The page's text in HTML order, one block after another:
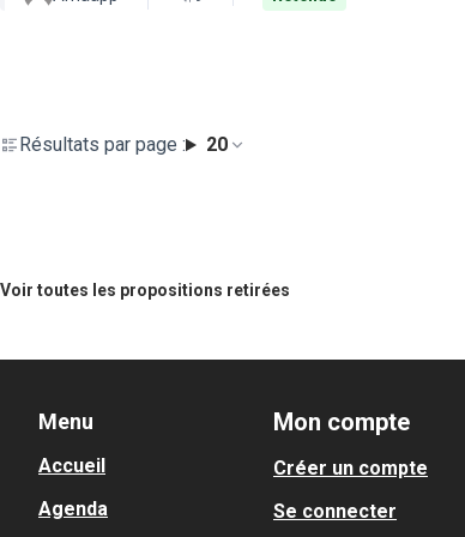
Résultats par page : 20
Voir toutes les propositions retirées
Menu
Accueil
Agenda
Mon compte
Créer un compte
Se connecter